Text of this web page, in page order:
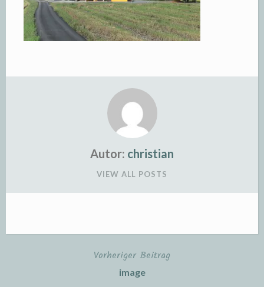
Autor: christian
VIEW ALL POSTS
Vorheriger Beitrag
image